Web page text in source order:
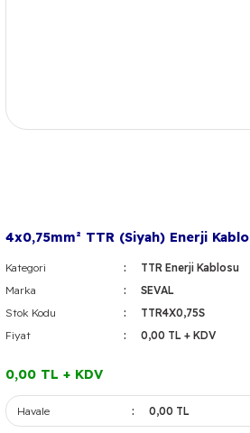
4x0,75mm² TTR (Siyah) Enerji Kablo
Kategori
TTR Enerji Kablosu
Marka
SEVAL
Stok Kodu
TTR4X0,75S
Fiyat
0,00 TL + KDV
0,00 TL + KDV
Havale 0,00 TL